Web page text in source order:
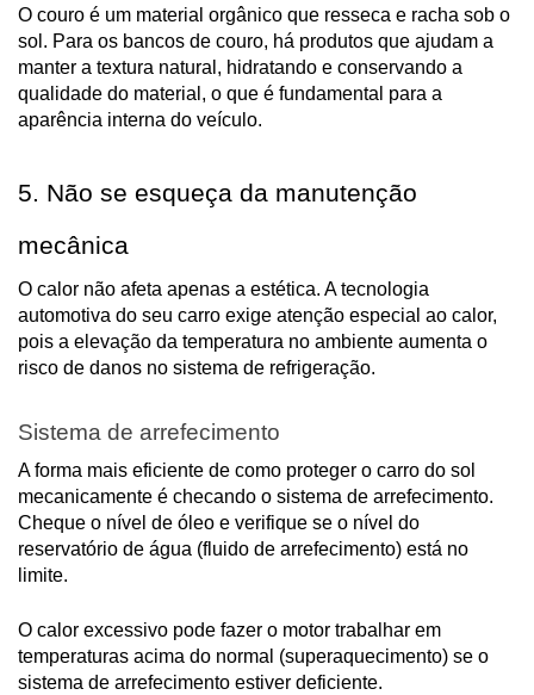
O couro é um material orgânico que resseca e racha sob o
sol. Para os bancos de couro, há produtos que ajudam a
manter a textura natural, hidratando e conservando a
qualidade do material, o que é fundamental para a
aparência interna do veículo.
5. Não se esqueça da manutenção
mecânica
O calor não afeta apenas a estética. A tecnologia
automotiva do seu carro exige atenção especial ao calor,
pois a elevação da temperatura no ambiente aumenta o
risco de danos no sistema de refrigeração.
Sistema de arrefecimento
A forma mais eficiente de como proteger o carro do sol
mecanicamente é checando o sistema de arrefecimento.
Cheque o nível de óleo e verifique se o nível do
reservatório de água (fluido de arrefecimento) está no
limite.
O calor excessivo pode fazer o motor trabalhar em
temperaturas acima do normal (superaquecimento) se o
sistema de arrefecimento estiver deficiente.